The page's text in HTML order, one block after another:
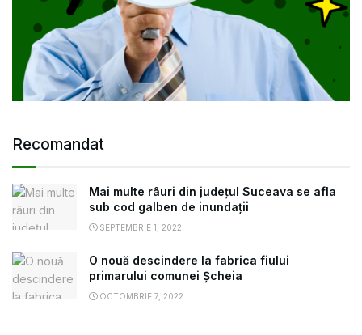
Recomandat
Mai multe râuri din județul Suceava se afla
sub cod galben de inundații
SEPTEMBRIE 1, 2022
O nouă descindere la fabrica fiului
primarului comunei Șcheia
OCTOMBRIE 7, 2022